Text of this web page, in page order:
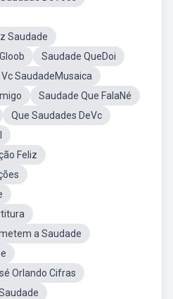
Saudade
Saudade QueDoi
Vc SaudadeMusaica
Saudade Que FalaNé
Que Saudades DeVc
Feliz
a Saudade
Orlando Cifras